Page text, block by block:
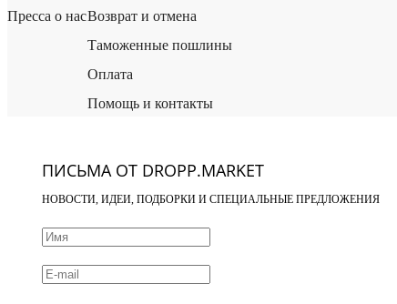
Пресса о насВозврат и отмена
Таможенные пошлины
Оплата
Помощь и контакты
ПИСЬМА ОТ DROPP.MARKET
НОВОСТИ, ИДЕИ, ПОДБОРКИ И СПЕЦИАЛЬНЫЕ ПРЕДЛОЖЕНИЯ